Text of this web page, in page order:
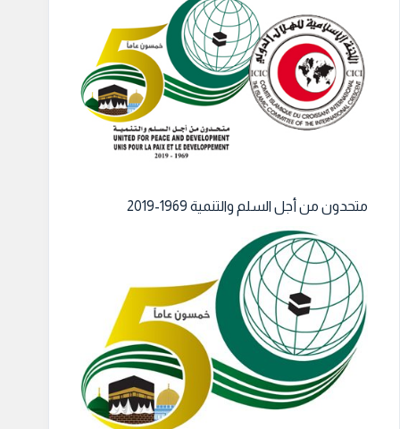
متحدون من أجل السلم والتنمية 1969-2019